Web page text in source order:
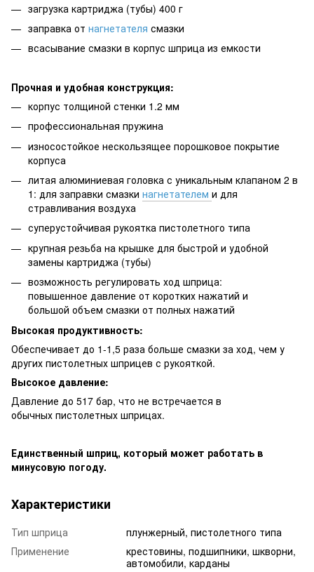
загрузка картриджа (тубы) 400 г
заправка от нагнетателя смазки
всасывание смазки в корпус шприца из емкости
Прочная и удобная конструкция:
корпус толщиной стенки 1.2 мм
профессиональная пружина
износостойкое нескользящее порошковое покрытие
корпуса
литая алюминиевая головка с уникальным клапаном 2 в
1: для заправки смазки нагнетателем и для
стравливания воздуха
суперустойчивая рукоятка пистолетного типа
крупная резьба на крышке для быстрой и удобной
замены картриджа (тубы)
возможность регулировать ход шприца:
повышенное давление от коротких нажатий и
большой объем смазки от полных нажатий
Высокая продуктивность:
Обеспечивает до 1-1,5 раза больше смазки за ход, чем у
других пистолетных шприцев с рукояткой.
Высокое давление:
Давление до 517 бар, что не встречается в
обычных пистолетных шприцах.
Единственный шприц, который может работать в
минусовую погоду.
Характеристики
Тип шприца
плунжерный, пистолетного типа
Применение
крестовины, подшипники, шкворни,
автомобили, карданы